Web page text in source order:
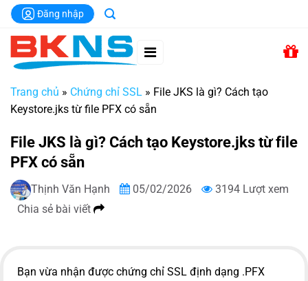
Chuyển
đến
dung
Đăng nhập
Trang chủ » Chứng chỉ SSL » File JKS là gì? Cách tạo
Keystore.jks từ file PFX có sẵn
File JKS là gì? Cách tạo Keystore.jks từ file
PFX có sẵn
Thịnh Văn Hạnh 05/02/2026
3194 Lượt xem
Chia sẻ bài viết
Bạn vừa nhận được chứng chỉ SSL định dạng .PFX